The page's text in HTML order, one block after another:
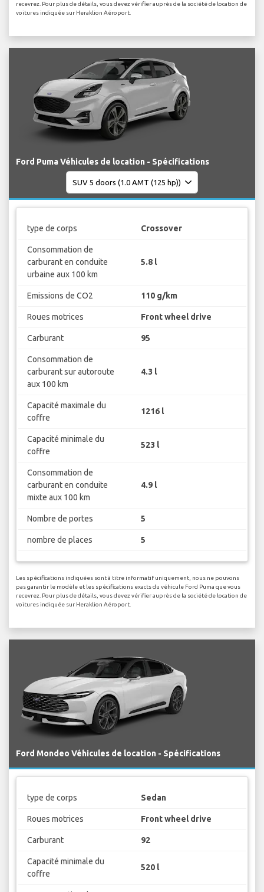
recevrez. Pour plus de détails, vous devez vérifier auprès de la société de location de
voitures indiquée sur Heraklion Aéroport.
Ford Puma Véhicules de location - Spécifications
type de corps Crossover
Consommation de
carburant en conduite
urbaine aux 100 km
5.8 l
Emissions de CO2 110 g/km
Roues motrices Front wheel drive
Carburant 95
Consommation de
carburant sur autoroute
aux 100 km
4.3 l
Capacité maximale du
coffre
1216 l
Capacité minimale du
coffre
523 l
Consommation de
carburant en conduite
mixte aux 100 km
4.9 l
Nombre de portes 5
nombre de places 5
Les spécifications indiquées sont à titre informatif uniquement, nous ne pouvons
pas garantir le modèle et les spécifications exacts du véhicule Ford Puma que vous
recevrez. Pour plus de détails, vous devez vérifier auprès de la société de location de
voitures indiquée sur Heraklion Aéroport.
Ford Mondeo Véhicules de location - Spécifications
type de corps Sedan
Roues motrices Front wheel drive
Carburant 92
Capacité minimale du
coffre
520 l